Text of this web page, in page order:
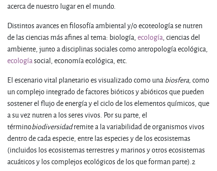
acerca de nuestro lugar en el mundo.
Distintos avances en filosofía ambiental y/o ecoteología se nutren
de las ciencias más afines al tema: biología,ecología, ciencias del
ambiente, junto a disciplinas sociales como antropología ecológica,
ecologíasocial, economía ecológica, etc.
El escenario vital planetario es visualizado como unabiosfera,como
un complejo integrado de factores bióticos y abióticos que pueden
sostener el flujo de energía y el ciclo de los elementos químicos, que
a su vez nutren a los seres vivos. Por su parte, el
términobiodiversidadremite a la variabilidad de organismos vivos
dentro de cada especie, entre las especies y de los ecosistemas
(incluidos los ecosistemas terrestres y marinos y otros ecosistemas
acuáticos y los complejos ecológicos de los que forman parte).2